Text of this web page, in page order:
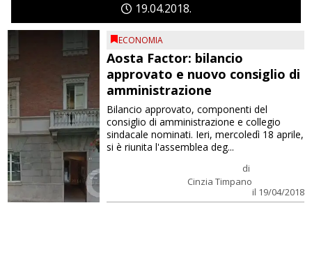
1904 2018
ECONOMIA
Aosta Factor: bilancio
approvato e nuovo consiglio di
amministrazione
di
Cinzia Timpano
il 19/04/2018
Bilancio approvato, componenti del
consiglio di amministrazione e collegio
sindacale nominati. Ieri, mercoledì 18 aprile,
si è riunita l'assemblea deg...